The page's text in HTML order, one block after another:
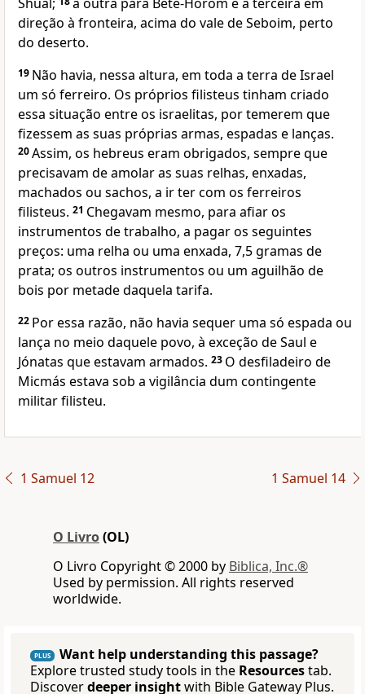
direção à fronteira, acima do vale de Seboim, perto
do deserto.
19 Não havia, nessa altura, em toda a terra de Israel
um só ferreiro. Os próprios filisteus tinham criado
essa situação entre os israelitas, por temerem que
fizessem as suas próprias armas, espadas e lanças.
20Assim, os hebreus eram obrigados, sempre que
precisavam de amolar as suas relhas, enxadas,
machados ou sachos, a ir ter com os ferreiros
filisteus. 21 Chegavam mesmo, para afiar os
instrumentos de trabalho, a pagar os seguintes
preços: uma relha ou uma enxada, 7,5 gramas de
prata; os outros instrumentos ou um aguilhão de
bois por metade daquela tarifa.
22 Por essa razão, não havia sequer uma só espada ou
lança no meio daquele povo, à exceção de Saul e
Jónatas que estavam armados. 23 O desfiladeiro de
Micmás estava sob a vigilância dum contingente
militar filisteu.
1 Samuel 12 1 Samuel 14
O Livro(OL)
O Livro Copyright © 2000 by Biblica, Inc.®
Used by permission. All rights reserved
worldwide.
PLUS
Want help understanding this passage?
Explore trusted study tools in the Resourcestab.
Discoverdeeper insightwith Bible Gateway Plus.